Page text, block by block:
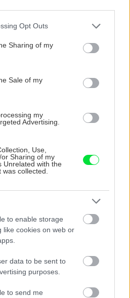
app uses one or more Google
behaviour. You may click to
and its third-party tags to
purposes in below Google
Opt Outs
Sharing of my
Sale of my
my
Advertising.
Use,
Sharing of my
Unrelated with the
collected.
to enable storage
like cookies on web or
data to be sent to
purposes.
to send me
Môže aspirín zachrániť
rastliny? Pravda vás
možno prekvapí